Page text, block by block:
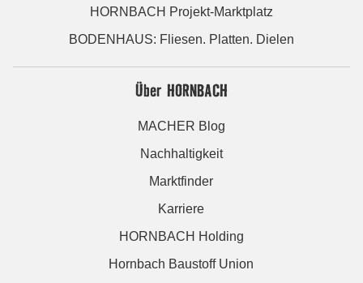
HORNBACH Projekt-Marktplatz
BODENHAUS: Fliesen. Platten. Dielen
Über HORNBACH
MACHER Blog
Nachhaltigkeit
Marktfinder
Karriere
HORNBACH Holding
Hornbach Baustoff Union